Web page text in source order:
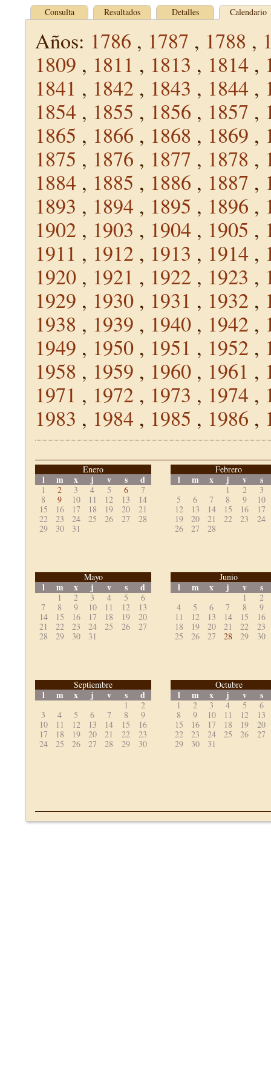
Consulta Resultados Detalles Calendario
Años: 1786 , 1787 , 1788 ,
1809 , 1811 , 1813 , 1814 ,
1841 , 1842 , 1843 , 1844 ,
1854 , 1855 , 1856 , 1857 ,
1865 , 1866 , 1868 , 1869 ,
1875 , 1876 , 1877 , 1878 ,
1884 , 1885 , 1886 , 1887 ,
1893 , 1894 , 1895 , 1896 ,
1902 , 1903 , 1904 , 1905 ,
1911 , 1912 , 1913 , 1914 ,
1920 , 1921 , 1922 , 1923 ,
1929 , 1930 , 1931 , 1932 ,
1938 , 1939 , 1940 , 1942 ,
1949 , 1950 , 1951 , 1952 ,
1958 , 1959 , 1960 , 1961 ,
1971 , 1972 , 1973 , 1974 ,
1983 , 1984 , 1985 , 1986 ,
Enero
l m x j v s d
1 2 3 4 5 6
7
8
9 10 11 12 13
14
15
16 17 18 19 20
21
22
23 24 25 26 27
28
29
30 31
Febrero
l m x j v s
1 2
3
5
6 7 8 9
10
12
13 14 15 16
17
19
20 21 22 23
24
26
27 28
Mayo
l m x j v s d
1 2 3 4 5
6
7
8 9 10 11 12
13
14
15 16 17 18 19
20
21
22 23 24 25 26
27
28
29 30 31
Junio
l m x j v s
1
2
4
5 6 7 8
9
11
12 13 14 15
16
18
19 20 21 22
23
25
26 27 28 29 30
Septiembre
l m x j v s d
1
2
3
4 5 6 7 8
9
10
11 12 13 14 15
16
17
18 19 20 21 22
23
24
25 26 27 28 29 30
Octubre
l m x j v s
1 2 3 4 5
6
8
9 10 11 12
13
15
16 17 18 19
20
22
23 24 25 26
27
29
30 31